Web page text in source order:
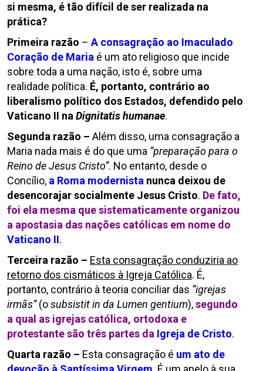
si mesma, é tão difícil de ser realizada na
prática?
Primeira razão – A consagração ao Imaculado
Coração de Maria é um ato religioso que incide
sobre toda a uma nação, isto é, sobre uma
realidade política. É, portanto, contrário ao
liberalismo político dos Estados, defendido pelo
Vaticano II na Dignitatis humanae.
Segunda razão – Além disso, uma consagração a
Maria nada mais é do que uma “preparação para o
Reino de Jesus Cristo”. No entanto, desde o
Concílio, a Roma modernista nunca deixou de
desencorajar socialmente Jesus Cristo. De fato,
foi ela mesma que sistematicamente organizou
a apostasia das nações católicas em nome do
Vaticano II.
Terceira razão – Esta consagração conduziria ao
retorno dos cismáticos à Igreja Católica. É,
portanto, contrário à teoria conciliar das “igrejas
irmãs”(osubsistit in da Lumen gentium),segundo
a qual as igrejas católica, ortodoxa e
protestante são três partes da Igreja de Cristo.
Quarta razão – Esta consagração é um ato de